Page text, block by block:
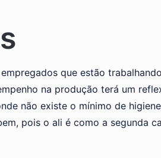
que estão
na produção terá um
não existe o mínimo de
pois o ali é como a segunda